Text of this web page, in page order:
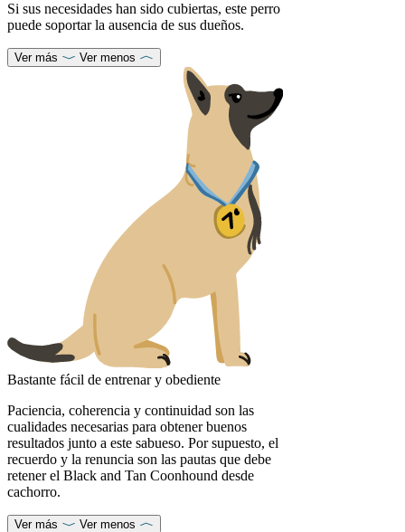
Si sus necesidades han sido cubiertas, este perro
puede soportar la ausencia de sus dueños.
Ver más Ver menos
Bastante fácil de entrenar y obediente
Paciencia, coherencia y continuidad son las
cualidades necesarias para obtener buenos
resultados junto a este sabueso. Por supuesto, el
recuerdo y la renuncia son las pautas que debe
retener el Black and Tan Coonhound desde
cachorro.
Ver más Ver menos